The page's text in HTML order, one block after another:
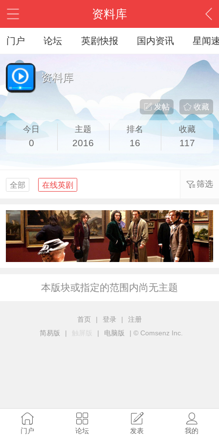
资料库
门户 论坛 英剧快报 国内资讯 星闻
资料库
收藏
发帖
今日
0
主题
2016
排名
16
收藏
117
全部 在线英剧 筛选
本版块或指定的范围内尚无主题
首页 | 登录 |
注册
简易版
| 触屏版 | 电脑版 | © Comsenz Inc.
门户 论坛 发表 我的